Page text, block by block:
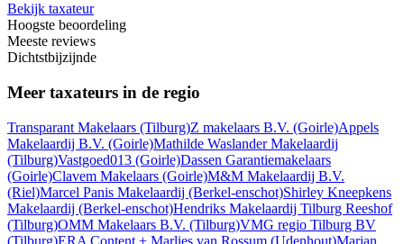
Bekijk taxateur
Hoogste beoordeling
Meeste reviews
Dichtstbijzijnde
Meer taxateurs in de regio
Transparant Makelaars (Tilburg)Z makelaars B.V. (Goirle)Appels
Makelaardij B.V. (Goirle)Mathilde Waslander Makelaardij
(Tilburg)Vastgoed013 (Goirle)Dassen Garantiemakelaars
(Goirle)Clavem Makelaars (Goirle)M&M Makelaardij B.V.
(Riel)Marcel Panis Makelaardij (Berkel-enschot)Shirley Kneepkens
Makelaardij (Berkel-enschot)Hendriks Makelaardij Tilburg Reeshof
(Tilburg)OMM Makelaars B.V. (Tilburg)VMG regio Tilburg BV
(Tilburg)ERA Content + Marlies van Rossum (Udenhout)Marian